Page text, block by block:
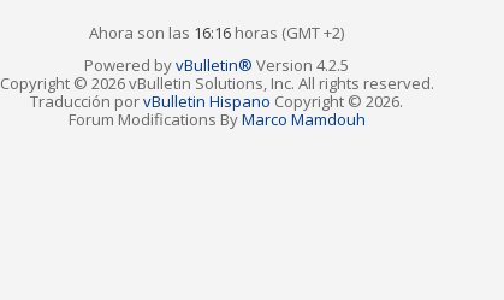
Ahora son las 16:16 horas (GMT +2)
Powered byvBulletin® Version 4.2.5
Copyright © 2026 vBulletin Solutions, Inc. All rights reserved.
Traducción porvBulletin Hispano Copyright © 2026.
Forum Modifications ByMarco Mamdouh